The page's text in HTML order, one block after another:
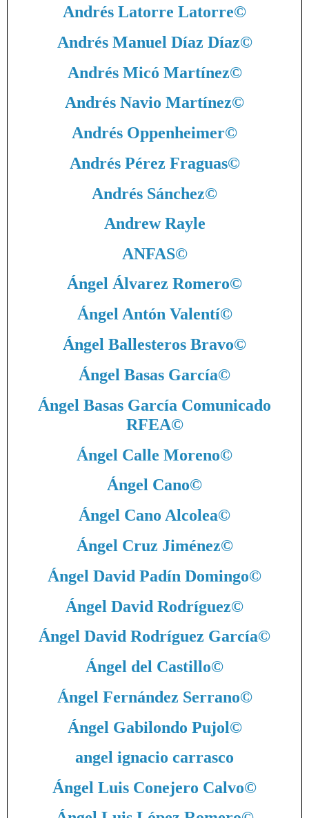
Andrés Latorre Latorre©
Andrés Manuel Díaz Díaz©
Andrés Micó Martínez©
Andrés Navio Martínez©
Andrés Oppenheimer©
Andrés Pérez Fraguas©
Andrés Sánchez©
Andrew Rayle
ANFAS©
Ángel Álvarez Romero©
Ángel Antón Valentí©
Ángel Ballesteros Bravo©
Ángel Basas García©
Ángel Basas García Comunicado
RFEA©
Ángel Calle Moreno©
Ángel Cano©
Ángel Cano Alcolea©
Ángel Cruz Jiménez©
Ángel David Padín Domingo©
Ángel David Rodríguez©
Ángel David Rodríguez García©
Ángel del Castillo©
Ángel Fernández Serrano©
Ángel Gabilondo Pujol©
angel ignacio carrasco
Ángel Luis Conejero Calvo©